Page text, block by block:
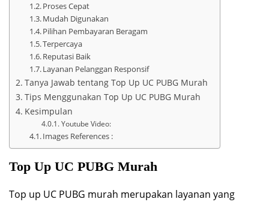
Proses Cepat
Mudah Digunakan
Pilihan Pembayaran Beragam
Terpercaya
Reputasi Baik
Layanan Pelanggan Responsif
Tanya Jawab tentang Top Up UC PUBG Murah
Tips Menggunakan Top Up UC PUBG Murah
Kesimpulan
Youtube Video:
Images References :
Top Up UC PUBG Murah
Top up UC PUBG murah merupakan layanan yang